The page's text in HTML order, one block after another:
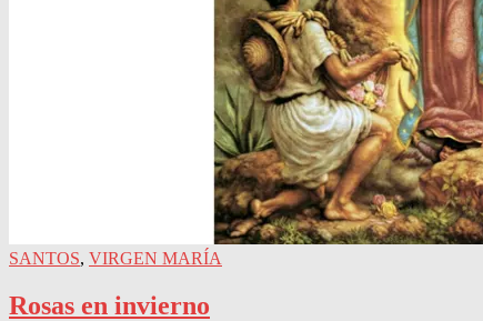
SANTOS, VIRGEN MARÍA
Rosas en invierno